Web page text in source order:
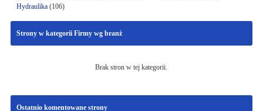
Hydraulika(106)
Strony w kategorii Firmy wg branż
Brak stron w tej kategorii.
Ostatnio komentowane strony